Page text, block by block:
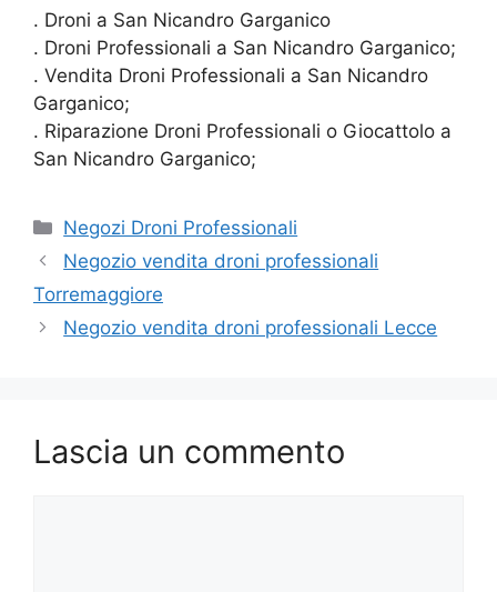
. Droni a San Nicandro Garganico
. Droni Professionali a San Nicandro Garganico;
. Vendita Droni Professionali a San Nicandro
Garganico;
. Riparazione Droni Professionali o Giocattolo a
San Nicandro Garganico;
Categorie
Negozi Droni Professionali
Negozio vendita droni professionali
Torremaggiore
Negozio vendita droni professionali Lecce
Lascia un commento